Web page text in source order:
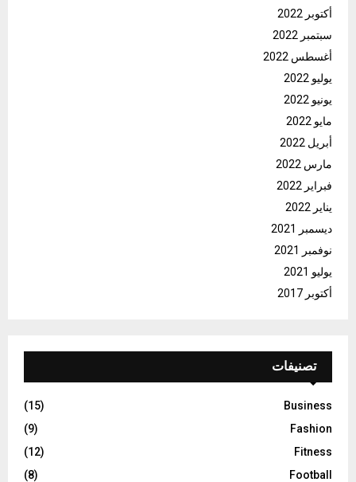
أكتوبر 2022
سبتمبر 2022
أغسطس 2022
يوليو 2022
يونيو 2022
مايو 2022
أبريل 2022
مارس 2022
فبراير 2022
يناير 2022
ديسمبر 2021
نوفمبر 2021
يوليو 2021
أكتوبر 2017
تصنيفات
Business
(15)
Fashion
(9)
Fitness
(12)
Football
(8)